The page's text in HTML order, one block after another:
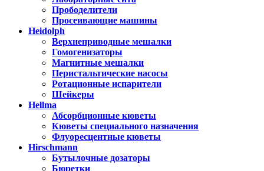
Прободелители
Просеивающие машины
Heidolph
Верхнеприводные мешалки
Гомогенизаторы
Магнитные мешалки
Перистальтические насосы
Ротационные испарители
Шейкеры
Hellma
Абсорбционные кюветы
Кюветы специального назначения
Флуоресцентные кюветы
Hirschmann
Бутылочные дозаторы
Бюретки